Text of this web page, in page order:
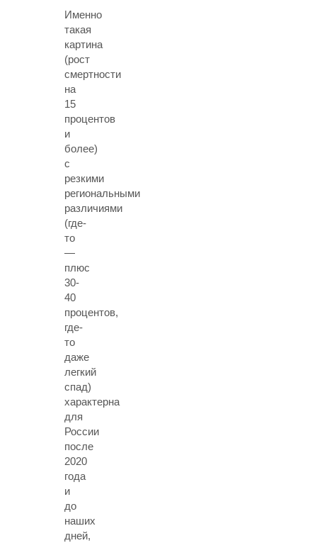
Именно
такая
картина
(рост
смертности
на
15
процентов
и
более)
с
резкими
региональными
различиями
(где-
то
—
плюс
30-
40
процентов,
где-
то
даже
легкий
спад)
характерна
для
России
после
2020
года
и
до
наших
дней,